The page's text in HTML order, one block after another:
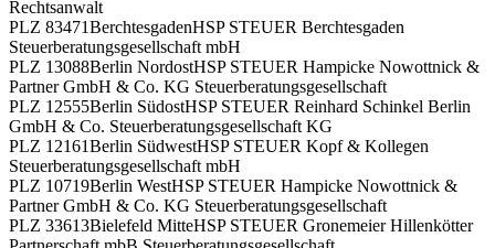
Rechtsanwalt
PLZ 83471BerchtesgadenHSP STEUER Berchtesgaden
Steuerberatungsgesellschaft mbH
PLZ 13088Berlin NordostHSP STEUER Hampicke Nowottnick &
Partner GmbH & Co. KG Steuerberatungsgesellschaft
PLZ 12555Berlin SüdostHSP STEUER Reinhard Schinkel Berlin
GmbH & Co. Steuerberatungsgesellschaft KG
PLZ 12161Berlin SüdwestHSP STEUER Kopf & Kollegen
Steuerberatungsgesellschaft mbH
PLZ 10719Berlin WestHSP STEUER Hampicke Nowottnick &
Partner GmbH & Co. KG Steuerberatungsgesellschaft
PLZ 33613Bielefeld MitteHSP STEUER Gronemeier Hillenkötter